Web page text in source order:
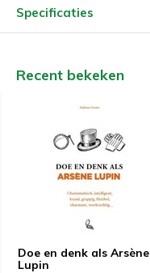
Specificaties
Recent bekeken
Doe en denk als Arsène
Lupin